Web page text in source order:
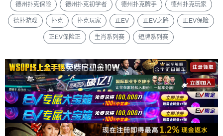
德州扑克保险 德州扑克初学者 德州扑克牌手 德州扑克玩家
德扑游戏 扑克 扑克玩家 正EV 正EV之路 正EV保险
正EV保险正 生肖系列赛 短牌系列赛